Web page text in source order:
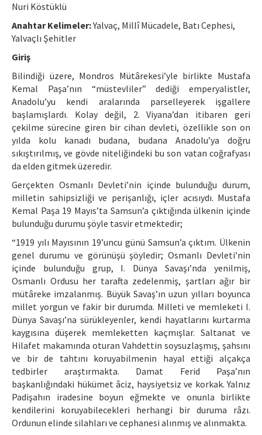
Ethical Principles
Author's Guide
Refereeing Guide
Contact Us
Nuri Köstüklü
Anahtar Kelimeler:Yalvaç, Millî Mücadele, Batı Cephesi,
Yalvaçlı Şehitler
Giriş
Bilindiği üzere, Mondros Mütârekesi’yle birlikte Mustafa
Kemal Paşa’nın “müstevliler” dediği emperyalistler,
Anadolu’yu kendi aralarında parselleyerek işgallere
başlamışlardı. Kolay değil, 2. Viyana’dan itibaren geri
çekilme sürecine giren bir cihan devleti, özellikle son on
yılda kolu kanadı budana, budana Anadolu’ya doğru
sıkıştırılmış, ve gövde niteliğindeki bu son vatan coğrafyası
da elden gitmek üzeredir.
Gerçekten Osmanlı Devleti’nin içinde bulunduğu durum,
milletin sahipsizliği ve perişanlığı, içler acısıydı. Mustafa
Kemal Paşa 19 Mayıs’ta Samsun’a çıktığında ülkenin içinde
bulunduğu durumu şöyle tasvir etmektedir;
“1919 yılı Mayısının 19’uncu günü Samsun’a çıktım. Ülkenin
genel durumu ve görünüşü şöyledir; Osmanlı Devleti’nin
içinde bulunduğu grup, I. Dünya Savaşı’nda yenilmiş,
Osmanlı Ordusu her tarafta zedelenmiş, şartları ağır bir
mütâreke imzalanmış. Büyük Savaş’ın uzun yılları boyunca
millet yorgun ve fakir bir durumda. Milleti ve memleketi I.
Dünya Savaşı’na sürükleyenler, kendi hayatlarını kurtarma
kaygısına düşerek memleketten kaçmışlar. Saltanat ve
Hilafet makamında oturan Vahdettin soysuzlaşmış, şahsını
ve bir de tahtını koruyabilmenin hayal ettiği alçakça
tedbirler araştırmakta. Damat Ferid Paşa’nın
başkanlığındaki hükümet âciz, haysiyetsiz ve korkak. Yalnız
Padişahın iradesine boyun eğmekte ve onunla birlikte
kendilerini koruyabilecekleri herhangi bir duruma râzı.
Ordunun elinde silahları ve cephanesi alınmış ve alınmakta.